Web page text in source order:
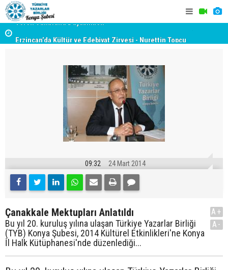
09:32 24 Mart 2014
Çanakkale Mektupları Anlatıldı
Bu yıl 20. kuruluş yılına ulaşan Türkiye Yazarlar Birliği
(TYB) Konya Şubesi, 2014 Kültürel Etkinlikleri'ne Konya
İl Halk Kütüphanesi'nde düzenlediği...
A+
A-